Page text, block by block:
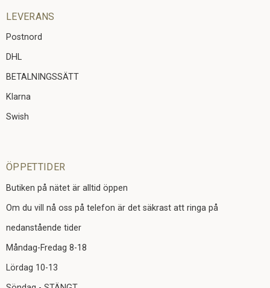
LEVERANS
Postnord
DHL
BETALNINGSSÄTT
Klarna
Swish
ÖPPETTIDER
Butiken på nätet är alltid öppen
Om du vill nå oss på telefon är det säkrast att ringa på
nedanstående tider
Måndag-Fredag 8-18
Lördag 10-13